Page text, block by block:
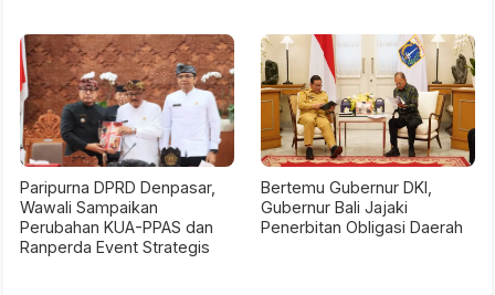
Paripurna DPRD Denpasar,
Wawali Sampaikan
Perubahan KUA-PPAS dan
Ranperda Event Strategis
Bertemu Gubernur DKI,
Gubernur Bali Jajaki
Penerbitan Obligasi Daerah